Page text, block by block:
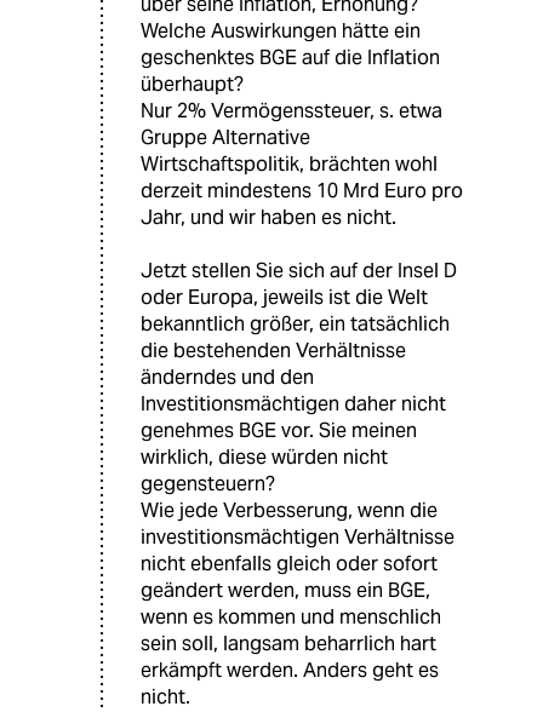
Welche Auswirkungen hätte ein
geschenktes BGE auf die Inflation
überhaupt?
Nur 2% Vermögenssteuer, s. etwa
Gruppe Alternative
Wirtschaftspolitik, brächten wohl
derzeit mindestens 10 Mrd Euro pro
Jahr, und wir haben es nicht.
Jetzt stellen Sie sich auf der Insel D
oder Europa, jeweils ist die Welt
bekanntlich größer, ein tatsächlich
die bestehenden Verhältnisse
änderndes und den
Investitionsmächtigen daher nicht
genehmes BGE vor. Sie meinen
wirklich, diese würden nicht
gegensteuern?
Wie jede Verbesserung, wenn die
investitionsmächtigen Verhältnisse
nicht ebenfalls gleich oder sofort
geändert werden, muss ein BGE,
wenn es kommen und menschlich
sein soll, langsam beharrlich hart
erkämpft werden. Anders geht es
nicht.